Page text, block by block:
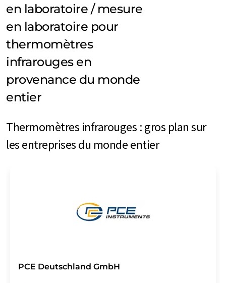
en laboratoire / mesure
en laboratoire pour
thermomètres
infrarouges en
provenance du monde
entier
Thermomètres infrarouges : gros plan sur
les entreprises du monde entier
PCE Deutschland GmbH